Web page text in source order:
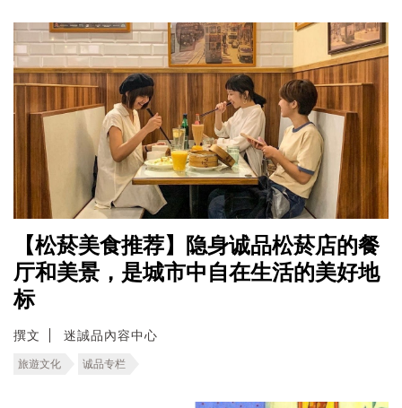
【松菸美食推荐】隐身诚品松菸店的餐
厅和美景，是城市中自在生活的美好地
标
撰文 迷誠品內容中心
旅遊文化 诚品专栏